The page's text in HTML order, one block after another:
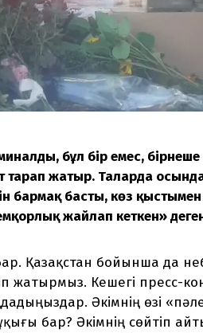
бұл бір емес, бірнеше
тарап жатыр. Талғарда
бармақ басты, көз
жайлап кеткен»
Қазақстан бойынша да
жатырмыз. Кешегі пресс-
Әкімнің өзі
бар? Әкімнің сөйтіп